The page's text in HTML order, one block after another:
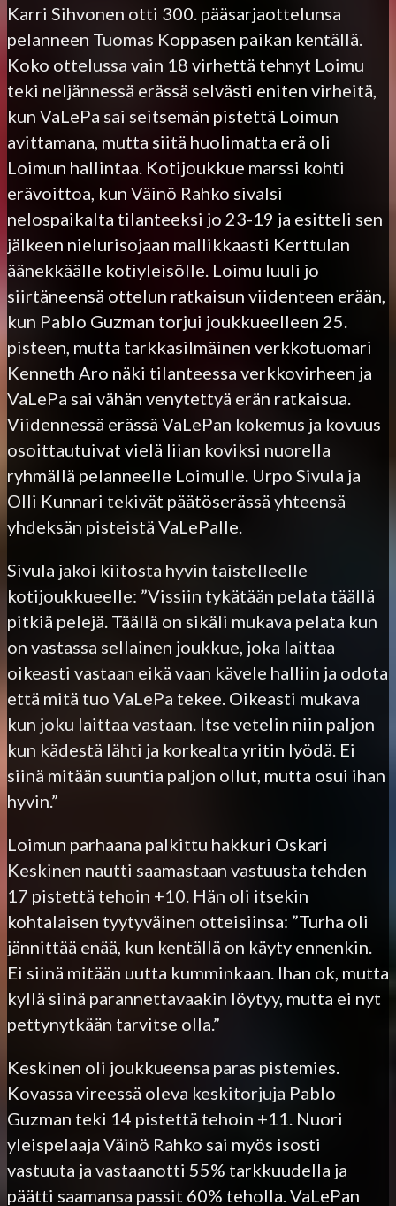
Karri Sihvonen otti 300. pääsarjaottelunsa
pelanneen Tuomas Koppasen paikan kentällä.
Koko ottelussa vain 18 virhettä tehnyt Loimu
teki neljännessä erässä selvästi eniten virheitä,
kun VaLePa sai seitsemän pistettä Loimun
avittamana, mutta siitä huolimatta erä oli
Loimun hallintaa. Kotijoukkue marssi kohti
erävoittoa, kun Väinö Rahko sivalsi
nelospaikalta tilanteeksi jo 23-19 ja esitteli sen
jälkeen nielurisojaan mallikkaasti Kerttulan
äänekkäälle kotiyleisölle. Loimu luuli jo
siirtäneensä ottelun ratkaisun viidenteen erään,
kun Pablo Guzman torjui joukkueelleen 25.
pisteen, mutta tarkkasilmäinen verkkotuomari
Kenneth Aro näki tilanteessa verkkovirheen ja
VaLePa sai vähän venytettyä erän ratkaisua.
Viidennessä erässä VaLePan kokemus ja kovuus
osoittautuivat vielä liian koviksi nuorella
ryhmällä pelanneelle Loimulle. Urpo Sivula ja
Olli Kunnari tekivät päätöserässä yhteensä
yhdeksän pisteistä VaLePalle.
Sivula jakoi kiitosta hyvin taistelleelle
kotijoukkueelle: ”Vissiin tykätään pelata täällä
pitkiä pelejä. Täällä on sikäli mukava pelata kun
on vastassa sellainen joukkue, joka laittaa
oikeasti vastaan eikä vaan kävele halliin ja odota
että mitä tuo VaLePa tekee. Oikeasti mukava
kun joku laittaa vastaan. Itse vetelin niin paljon
kun kädestä lähti ja korkealta yritin lyödä. Ei
siinä mitään suuntia paljon ollut, mutta osui ihan
hyvin.”
Loimun parhaana palkittu hakkuri Oskari
Keskinen nautti saamastaan vastuusta tehden
17 pistettä tehoin +10. Hän oli itsekin
kohtalaisen tyytyväinen otteisiinsa: ”Turha oli
jännittää enää, kun kentällä on käyty ennenkin.
Ei siinä mitään uutta kumminkaan. Ihan ok, mutta
kyllä siinä parannettavaakin löytyy, mutta ei nyt
pettynytkään tarvitse olla.”
Keskinen oli joukkueensa paras pistemies.
Kovassa vireessä oleva keskitorjuja Pablo
Guzman teki 14 pistettä tehoin +11. Nuori
yleispelaaja Väinö Rahko sai myös isosti
vastuuta ja vastaanotti 55% tarkkuudella ja
päätti saamansa passit 60% teholla. VaLePan